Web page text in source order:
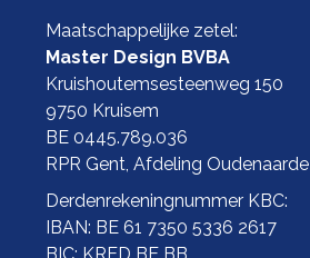
Maatschappelijke zetel:
Master Design BVBA
Kruishoutemsesteenweg 150
9750 Kruisem
BE 0445.789.036
RPR Gent, Afdeling Oudenaarde
Derdenrekeningnummer KBC:
IBAN: BE 61 7350 5336 2617